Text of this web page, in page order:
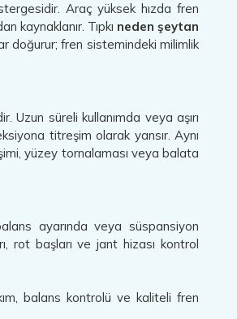
Araç yüksek hızda fren
kaynaklanır. Tıpkı neden şeytan
doğurur; fren sistemindeki milimlik
Uzun süreli kullanımda veya aşırı
titreşim olarak yansır. Aynı
yüzey tornalaması veya balata
ayarında veya süspansiyon
rot başları ve jant hizası kontrol
balans kontrolü ve kaliteli fren